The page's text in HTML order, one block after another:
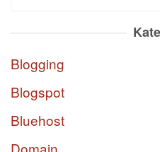
Blogging
Blogspot
Bluehost